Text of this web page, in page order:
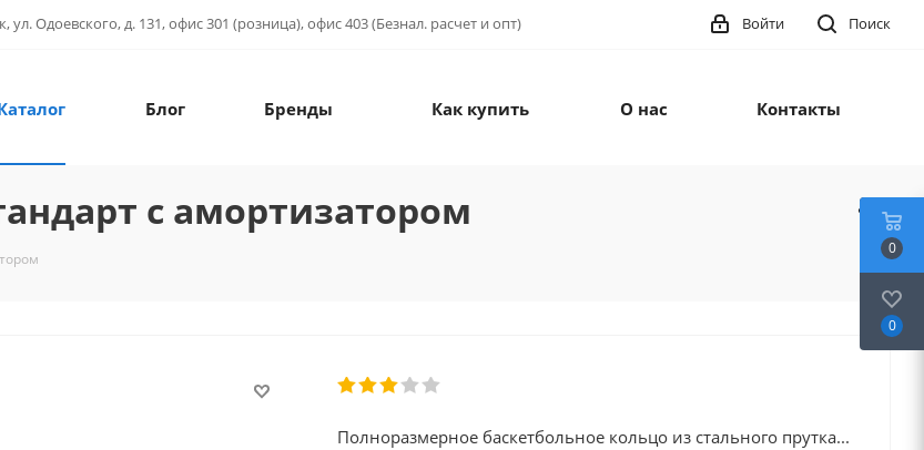
ул. Одоевского, д. 131, офис 301 (розница), офис 403 (Безнал. расчет и опт) Поиск
Войти
Блог Бренды Как купить О нас Контакты
с амортизатором
Полноразмерное баскетбольное кольцо из стального прутка...
0
0